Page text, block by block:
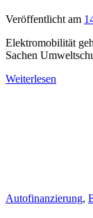
Veröffentlicht am
Elektromobilität
Sachen
Weiterlesen
Autofinanzierung,